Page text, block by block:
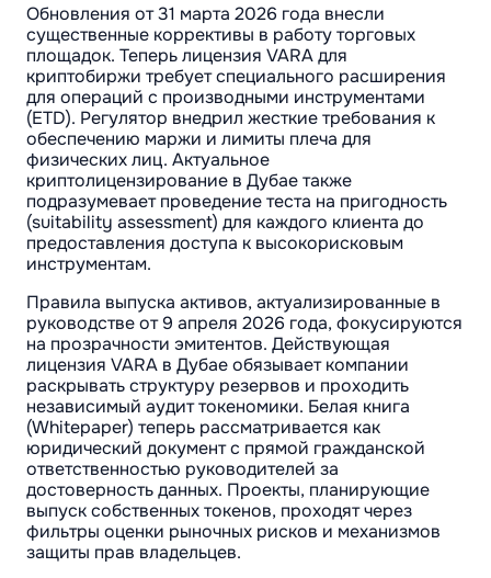
Обновления от 31 марта 2026 года внесли
существенные коррективы в работу торговых
площадок. Теперь лицензия VARA для
криптобиржи требует специального расширения
для операций с производными инструментами
(ETD). Регулятор внедрил жесткие требования к
обеспечению маржи и лимиты плеча для
физических лиц. Актуальное
криптолицензирование в Дубае также
подразумевает проведение теста на пригодность
(suitability assessment) для каждого клиента до
предоставления доступа к высокорисковым
инструментам.
Правила выпуска активов, актуализированные в
руководстве от 9 апреля 2026 года, фокусируются
на прозрачности эмитентов. Действующая
лицензия VARA в Дубае обязывает компании
раскрывать структуру резервов и проходить
независимый аудит токеномики. Белая книга
(Whitepaper) теперь рассматривается как
юридический документ с прямой гражданской
ответственностью руководителей за
достоверность данных. Проекты, планирующие
выпуск собственных токенов, проходят через
фильтры оценки рыночных рисков и механизмов
защиты прав владельцев.